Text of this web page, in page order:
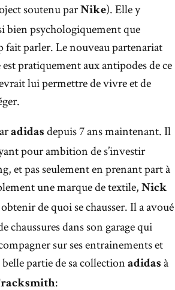
soutenu parNike). Elle y
bien psychologiquement que
fait parler. Le nouveau partenariat
pratiquement aux antipodes de ce
lui permettre de vivre et de
adidas depuis 7 ans maintenant. Il
pour ambition de s’investir
et pas seulement en prenant part à
une marque de textile, Nick
de quoi se chausser. Il a avoué
chaussures dans son garage qui
sur ses entrainements et
partie de sa collection adidas à
: